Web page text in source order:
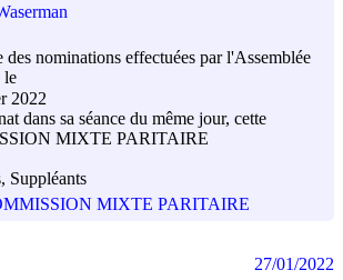
des nominations effectuées par l'Assemblée
le
2022
dans sa séance du même jour, cette
MIXTE PARITAIRE
Suppléants
MIXTE PARITAIRE
27/01/2022